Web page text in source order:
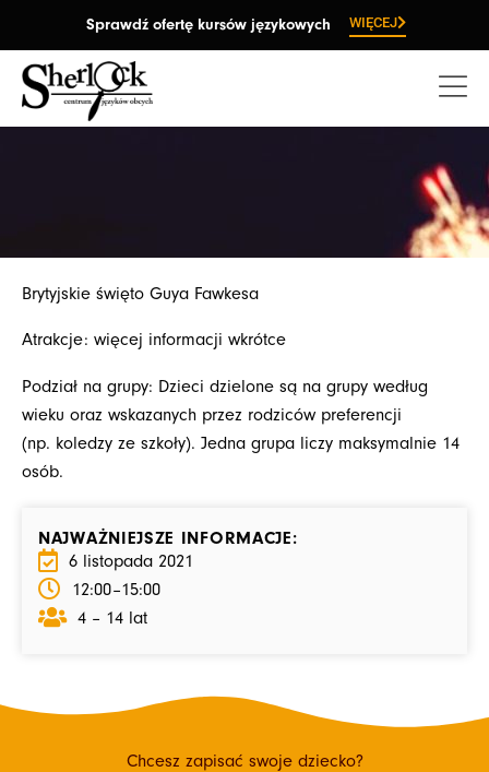
treści
Sprawdź ofertę kursów językowych WIĘCEJ
Brytyjskie święto Guya Fawkesa
Atrakcje: więcej informacji wkrótce
Podział na grupy: Dzieci dzielone są na grupy według
wieku oraz wskazanych przez rodziców preferencji
(np. koledzy ze szkoły). Jedna grupa liczy maksymalnie 14
osób.
NAJWAŻNIEJSZE INFORMACJE:
6 listopada 2021
12:00–15:00
4 – 14 lat
Chcesz zapisać swoje dziecko?